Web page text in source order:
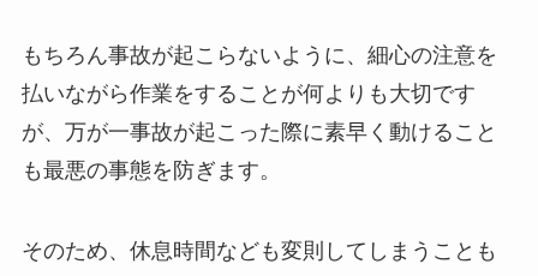
もちろん事故が起こらないように、細心の注意を
払いながら作業をすることが何よりも大切です
が、万が一事故が起こった際に素早く動けること
も最悪の事態を防ぎます。
そのため、休息時間なども変則してしまうことも